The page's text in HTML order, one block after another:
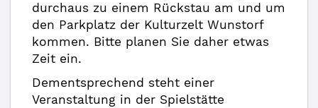
durchaus zu einem Rückstau am und um
den Parkplatz der Kulturzelt Wunstorf
kommen. Bitte planen Sie daher etwas
Zeit ein.
Dementsprechend steht einer
Veranstaltung in der Spielstätte